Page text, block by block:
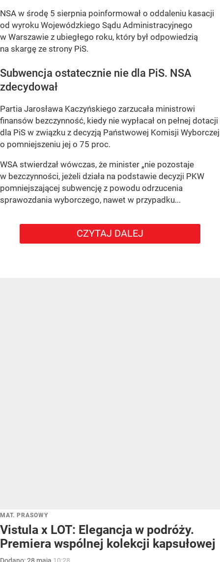
NSA w środę 5 sierpnia poinformował o oddaleniu kasacji
od wyroku Wojewódzkiego Sądu Administracyjnego
w Warszawie z ubiegłego roku, który był odpowiedzią
na skargę ze strony PiS.
Subwencja ostatecznie nie dla PiS. NSA
zdecydował
Partia Jarosława Kaczyńskiego zarzucała ministrowi
finansów bezczynność, kiedy nie wypłacał on pełnej dotacji
dla PiS w związku z decyzją Państwowej Komisji Wyborczej
o pomniejszeniu jej o 75 proc.
WSA stwierdzał wówczas, że minister „nie pozostaje
w bezczynności, jeżeli działa na podstawie decyzji PKW
pomniejszającej subwencję z powodu odrzucenia
sprawozdania wyborczego, nawet w przypadku...
CZYTAJ DALEJ
MAT. PRASOWY
Vistula x LOT: Elegancja w podróży.
Premiera wspólnej kolekcji kapsułowej
Dodano:28 maja 10:28